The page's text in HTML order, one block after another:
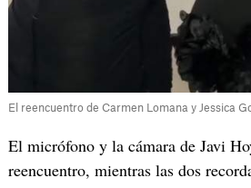
El reencuentro de Carmen Lomana y Jessica
El micrófono y la cámara de Javi
reencuentro, mientras las dos